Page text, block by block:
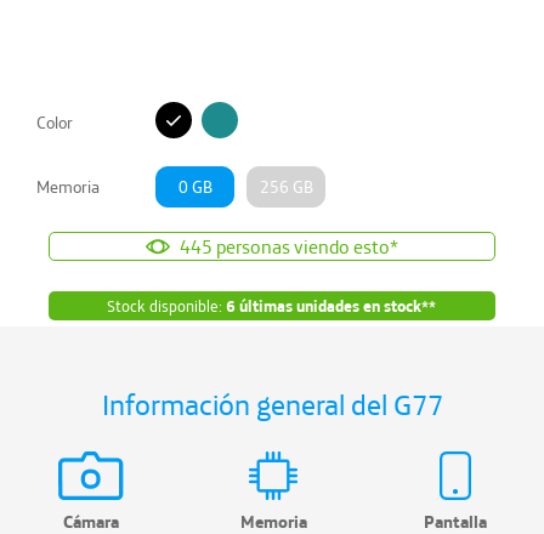
Color
Memoria 0 GB 256 GB
445 personas viendo esto*
Stock disponible:6 últimas unidades en stock**
Información general del G77
Cámara
Memoria
Pantalla